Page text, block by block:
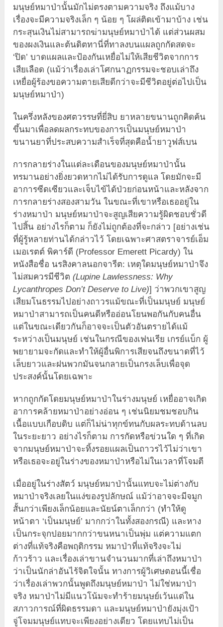
มนุษย์หมาป่านั้นมักไม่ตรงตามความจริง ถึงแม้บาง
เรื่องจะมีความจริงเล็ก ๆ น้อย ๆ โผล่ติดเข้ามาบ้าง เช่น
กระสุนเงินไม่สามารถฆ่ามนุษย์หมาป่าได้ แต่ส่วนผสม
ของผงเงินและต้นดิตทานี่ที่ทาลงบนแผลถูกกัดสดจะ
‘ปิด’ บาดแผลและป้องกันเหยื่อไม่ให้เสียชีวิตจากการ
เสียเลือด (แม้ว่าเรื่องเล่าโศกนาฏกรรมจะชอบเล่าถึง
เหยื่อผู้ร้องขอความตายเสียดีกว่าจะมีชีวิตอยู่ต่อไปเป็น
มนุษย์หมาป่า)
ในครึ่งหลังของศตวรรษที่ยี่สิบ ยาหลายขนานถูกคิดค้น
ขึ้นมาเพื่อลดผลกระทบของการเป็นมนุษย์หมาป่า
ขนานยาที่ประสบความสำเร็จที่สุดคือน้ำยาวูฟส์เบน
การกลายร่างในแต่ละเดือนของมนุษย์หมาป่านั้น
ทรมานอย่างยิ่งยวดหากไม่ได้รับการดูแล โดยมักจะมี
อาการซีดเซียวและเจ็บไข้ได้ป่วยก่อนหน้าและหลังจาก
การกลายร่างสองสามวัน ในขณะที่เขาหรือเธออยู่ใน
ร่างหมาป่า มนุษย์หมาป่าจะสูญเสียความรู้ผิดชอบชั่วดี
ไปสิ้น อย่างไรก็ตาม ก็ยังไม่ถูกต้องที่จะกล่าว [อย่างเช่น
ที่ผู้รู้หลายท่านได้กล่าวไว้ โดยเฉพาะศาสตราจารย์เอ็ม
เมอเรตต์ พิคาร์ดี (Professor Emerett Picardy) ใน
หนังสือชื่อ นรสิงคาลนอกจารีต: เหตุใดมนุษย์หมาป่าจึง
ไม่สมควรมีชีวิต (Lupine Lawlessness: Why
Lycanthropes Don’t Deserve to Live)] ว่าพวกเขาสูญ
เสียมโนธรรมไปอย่างถาวรแม้ขณะที่เป็นมนุษย์ มนุษย์
หมาป่าสามารถเป็นคนดีหรืออ่อนโยนพอกันกับคนอื่น
แต่ในขณะเดียวกันก็อาจจะเป็นตัวอันตรายได้แม้
ระหว่างเป็นมนุษย์ เช่นในกรณีของเฟนเรีย เกรย์แบ็ก ผู้
พยายามจะกัดและทำให้ผู้อื่นพิการเสียจนถึงขนาดที่ไว้
เล็บยาวและฝนพวกมันจนกลายเป็นกรงเล็บเพื่อจุด
ประสงค์นั้นโดยเฉพาะ
หากถูกกัดโดยมนุษย์หมาป่าในร่างมนุษย์ เหยื่ออาจเกิด
อาการคล้ายหมาป่าอย่างอ่อน ๆ เช่นนิยมชมชอบกิน
เนื้อแบบเกือบดิบ แต่ก็ไม่น่าทุกข์ทนกับผลระทบด้านลบ
ในระยะยาว อย่างไรก็ตาม การกัดหรือข่วนใด ๆ ที่เกิด
จากมนุษย์หมาป่าจะทิ้งรอยแผลเป็นถาวรไว้ไม่ว่าเขา
หรือเธอจะอยู่ในร่างของหมาป่าหรือไม่ในเวลาที่โจมตี
เมื่ออยู่ในร่างสัตว์ มนุษย์หมาป่านั้นแทบจะไม่ต่างกับ
หมาป่าจริงเลยในแง่ของรูปลักษณ์ แม้ว่าอาจจะมีจมูก
สั้นกว่าเพียงเล็กน้อยและนัยน์ตาเล็กกว่า (ทำให้ดู
หน้าตา ‘เป็นมนุษย์’ มากกว่าในทั้งสองกรณี) และหาง
เป็นกระจุกปอยมากกว่าขนหนาเป็นพุ่ม แต่ความแตก
ต่างที่แท้จริงคือพฤติกรรม หมาป่าที่แท้จริงจะไม่
ก้าวร้าว และเรื่องเล่าขานจำนวนมากที่เล่าถึงหมาป่า
ว่าเป็นนักล่าอันไร้จิตใจนั้น ทางการผู้วิเศษตอนนี้เชื่อ
ว่าเรื่องเล่าพวกนั้นพูดถึงมนุษย์หมาป่า ไม่ใช่หมาป่า
จริง หมาป่าไม่มีแนวโน้มจะทำร้ายมนุษย์เว้นแต่ใน
สภาวการณ์ที่ผิดธรรมดา และมนุษย์หมาป่ายังมุ่งเป้า
จู่โจมมนุษย์แทบจะเพียงอย่างเดียว โดยแทบไม่เป็น